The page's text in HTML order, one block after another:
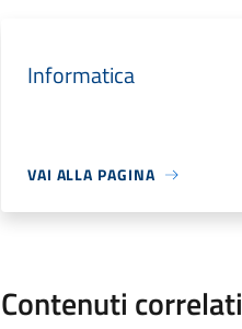
Informatica
VAI ALLA PAGINA
Contenuti correlati